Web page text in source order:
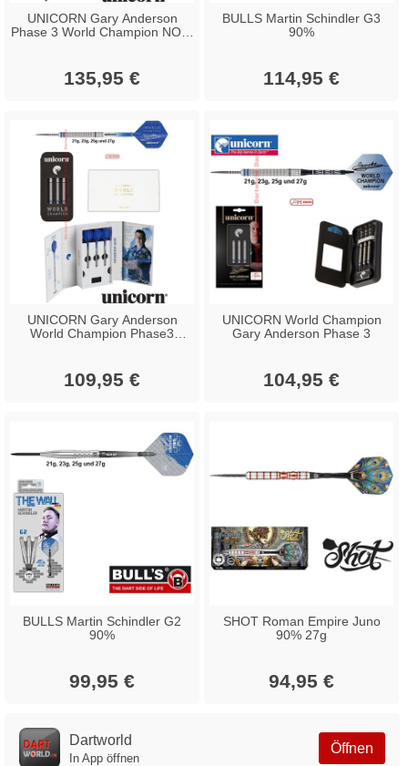
UNICORN Gary Anderson
Phase 3 World Champion NOIR
135,95 €
BULLS Martin Schindler G3
90%
114,95 €
UNICORN Gary Anderson
World Champion Phase3
109,95 €
UNICORN World Champion
Gary Anderson Phase 3
104,95 €
BULLS Martin Schindler G2
90%
99,95 €
SHOT Roman Empire Juno
90% 27g
94,95 €
Öffnen
Dartworld
In App öffnen